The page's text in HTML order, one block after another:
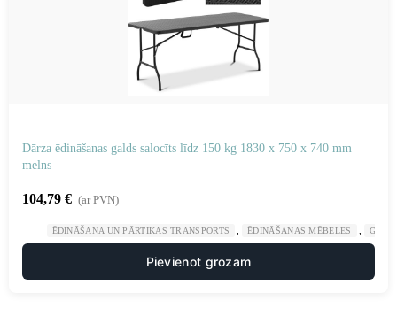
Dārza ēdināšanas galds salocīts līdz 150 kg 1830 x 750 x 740 mm
melns
104,79 € (ar PVN)
ĒDINĀŠANA UN PĀRTIKAS TRANSPORTS ĒDINĀŠANAS MĒBELES
Pievienot grozam